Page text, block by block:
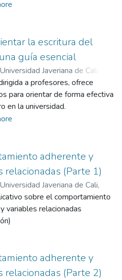
antígenos, los mediadores y los
inmune en contextos
la escritura del
guía esencial
Javeriana de Cali
LEO- Centro de Escritura
a profesores, ofrece
para orientar de forma efectiva
en la universidad.
adherente y
relacionadas (Parte 1)
Javeriana de Cali,
Sánchez, Diego Emiro
sobre el comportamiento
variables relacionadas
adherente y
relacionadas (Parte 2)